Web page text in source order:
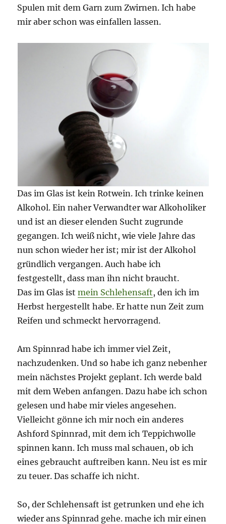
Spulen mit dem Garn zum Zwirnen. Ich habe
mir aber schon was einfallen lassen.
Das im Glas ist kein Rotwein. Ich trinke keinen
Alkohol. Ein naher Verwandter war Alkoholiker
und ist an dieser elenden Sucht zugrunde
gegangen. Ich weiß nicht, wie viele Jahre das
nun schon wieder her ist; mir ist der Alkohol
gründlich vergangen. Auch habe ich
festgestellt, dass man ihn nicht braucht.
Das im Glas istmein Schlehensaft, den ich im
Herbst hergestellt habe. Er hatte nun Zeit zum
Reifen und schmeckt hervorragend.
Am Spinnrad habe ich immer viel Zeit,
nachzudenken. Und so habe ich ganz nebenher
mein nächstes Projekt geplant. Ich werde bald
mit dem Weben anfangen. Dazu habe ich schon
gelesen und habe mir vieles angesehen.
Vielleicht gönne ich mir noch ein anderes
Ashford Spinnrad, mit dem ich Teppichwolle
spinnen kann. Ich muss mal schauen, ob ich
eines gebraucht auftreiben kann. Neu ist es mir
zu teuer. Das schaffe ich nicht.
So, der Schlehensaft ist getrunken und ehe ich
wieder ans Spinnrad gehe. mache ich mir einen